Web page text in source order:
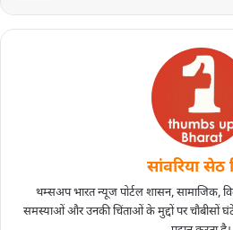
सांवरिया सेठ
थम्सअप भारत न्यूज पोर्टल शासन, सामाजिक,
समस्याओं और उनकी चिंताओं के मुद्दों पर चौबीसों